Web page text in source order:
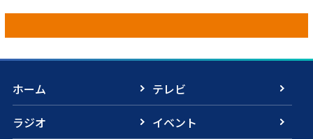
ホーム
テレビ
ラジオ
イベント